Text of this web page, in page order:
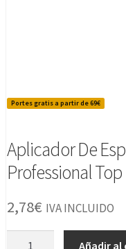
Portes gratis a partir de 69€
Aplicador De
Professional
2,78€ IVA INCLUIDO
Añadir